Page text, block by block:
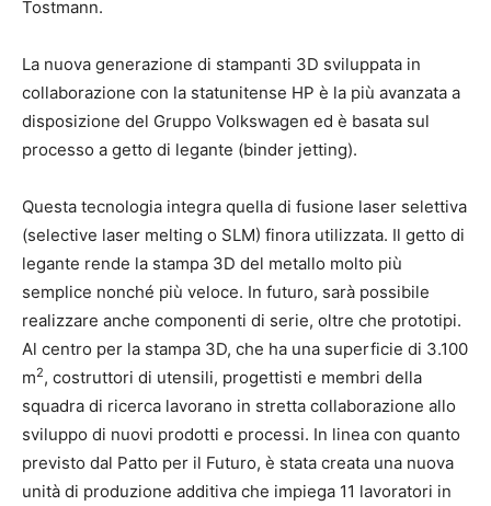
Tostmann.
La nuova generazione di stampanti 3D sviluppata in
collaborazione con la statunitense HP è la più avanzata a
disposizione del Gruppo Volkswagen ed è basata sul
processo a getto di legante (binder jetting).
Questa tecnologia integra quella di fusione laser selettiva
(selective laser melting o SLM) finora utilizzata. Il getto di
legante rende la stampa 3D del metallo molto più
semplice nonché più veloce. In futuro, sarà possibile
realizzare anche componenti di serie, oltre che prototipi.
Al centro per la stampa 3D, che ha una superficie di 3.100
m2, costruttori di utensili, progettisti e membri della
squadra di ricerca lavorano in stretta collaborazione allo
sviluppo di nuovi prodotti e processi. In linea con quanto
previsto dal Patto per il Futuro, è stata creata una nuova
unità di produzione additiva che impiega 11 lavoratori in